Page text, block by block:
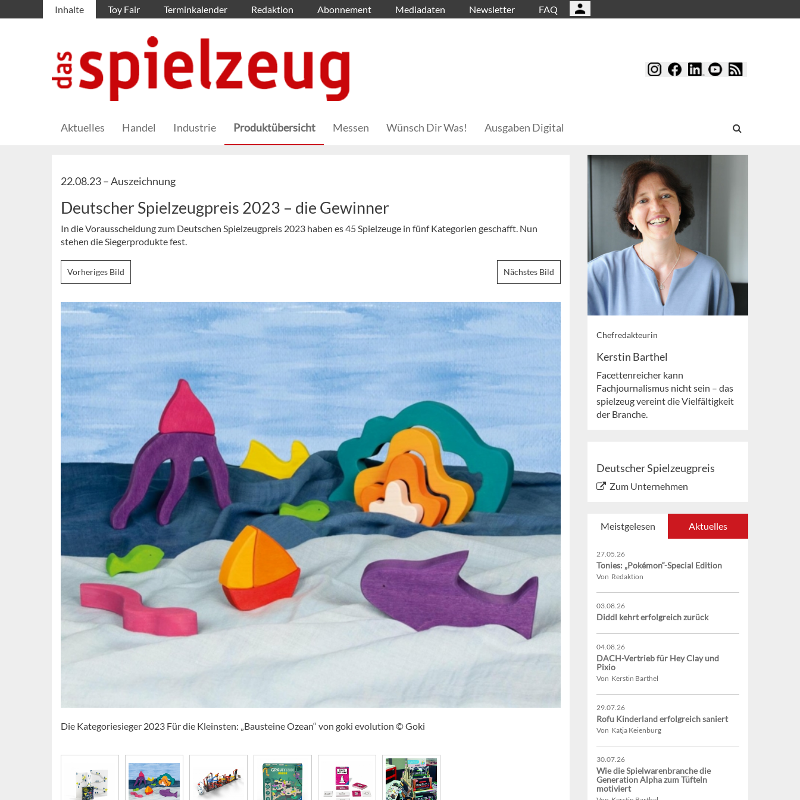
Inhalte Toy Fair Terminkalender Redaktion Abonnement Mediadaten Newsletter FAQ
Aktuelles Handel Industrie Produktübersicht Messen Wünsch Dir Was! Ausgaben Digital
22.08.23 –Auszeichnung
Deutscher Spielzeugpreis 2023 – die Gewinner
In die Vorausscheidung zum Deutschen Spielzeugpreis 2023 haben es 45 Spielzeuge in fünf Kategorien geschafft. Nun
stehen die Siegerprodukte fest.
Vorheriges Bild Nächstes Bild
Die Kategoriesieger 2023 Für die Kleinsten: „Bausteine Ozean“ von goki evolution © Goki
Chefredakteurin
Kerstin Barthel
Facettenreicher kann
Fachjournalismus nicht sein – das
spielzeug vereint die Vielfältigkeit
der Branche.
Deutscher Spielzeugpreis
Zum Unternehmen
Meistgelesen Aktuelles
27.05.26
Tonies: „Pokémon“-Special Edition
Von Redaktion
03.08.26
Diddl kehrt erfolgreich zurück
04.08.26
DACH-Vertrieb für Hey Clay und
Pixio
Von Kerstin Barthel
29.07.26
Rofu Kinderland erfolgreich saniert
Von Katja Keienburg
30.07.26
Wie die Spielwarenbranche die
Generation Alpha zum Tüfteln
motiviert